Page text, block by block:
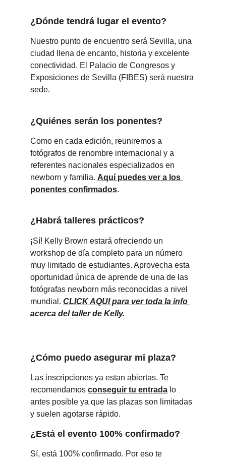
¿Dónde tendrá lugar el evento?
Nuestro punto de encuentro será Sevilla, una
ciudad llena de encanto, historia y excelente
conectividad. El Palacio de Congresos y
Exposiciones de Sevilla (FIBES) será nuestra
sede.
¿Quiénes serán los ponentes?
Como en cada edición, reuniremos a
fotógrafos de renombre internacional y a
referentes nacionales especializados en
newborn y familia. Aquí puedes ver a los
ponentes confirmados.
¿Habrá talleres prácticos?
¡Sí! Kelly Brown estará ofreciendo un
workshop de día completo para un número
muy limitado de estudiantes. Aprovecha esta
oportunidad única de aprende de una de las
fotógrafas newborn más reconocidas a nivel
mundial. CLICK AQUI para ver toda la info
acerca del taller de Kelly.
¿Cómo puedo asegurar mi plaza?
Las inscripciones ya estan abiertas. Te
recomendamos conseguir tu entrada lo
antes posible ya que las plazas son limitadas
y suelen agotarse rápido.
¿Está el evento 100% confirmado?
Sí, está 100% confirmado. Por eso te